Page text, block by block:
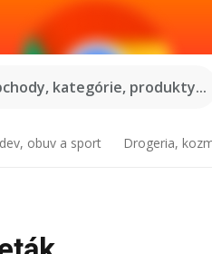
kategórie, produkty...
obuv a sport Drogeria,